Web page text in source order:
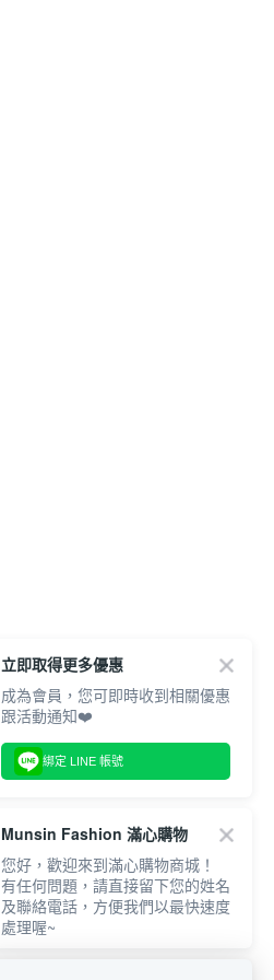
立即取得更多優惠
成為會員，您可即時收到相關優惠
跟活動通知❤️
綁定 LINE 帳號
Munsin Fashion 滿心購物
您好，歡迎來到滿心購物商城！
有任何問題，請直接留下您的姓名
及聯絡電話，方便我們以最快速度
處理喔~